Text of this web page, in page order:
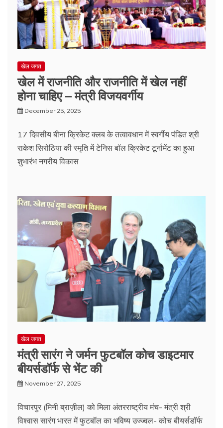
खेल जगत
खेल में राजनीति और राजनीति में खेल नहीं
होना चाहिए – मंत्री विजयवर्गीय
December 25, 2025
17 दिवसीय बीना क्रिकेट क्लब के तत्वावधान में स्वर्गीय पंडित श्री
राकेश सिरोठिया की स्मृति में टेनिस बॉल क्रिकेट टूर्नामेंट का हुआ
शुभारंभ नगरीय विकास
खेल जगत
मंत्री सारंग ने जर्मन फुटबॉल कोच डाइटमार
बीयर्सडॉर्फ से भेंट की
November 27, 2025
विचारपुर (मिनी ब्राज़ील) को मिला अंतरराष्ट्रीय मंच- मंत्री श्री
विश्वास सारंग भारत में फुटबॉल का भविष्य उज्ज्वल- कोच बीयर्सडॉर्फ